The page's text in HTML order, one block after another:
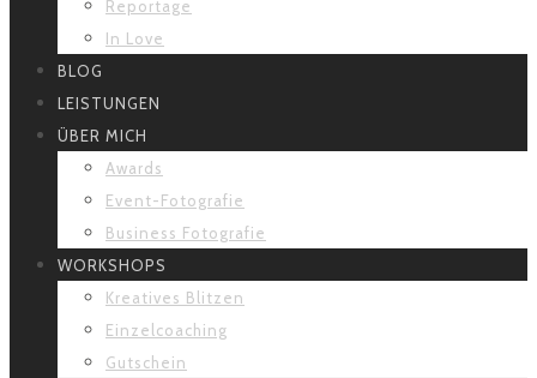
Reportage
In Love
BLOG
LEISTUNGEN
ÜBER MICH
Awards
Event-Fotografie
Business Fotografie
WORKSHOPS
Kreatives Blitzen
Einzelcoaching
Gutschein